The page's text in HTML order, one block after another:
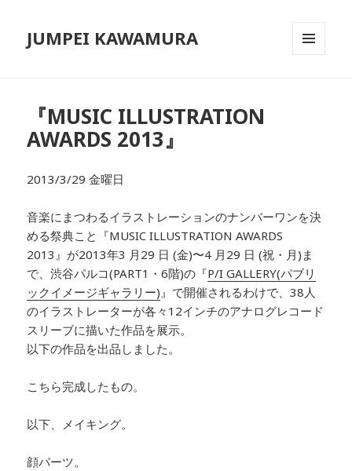
JUMPEI KAWAMURA
『MUSIC ILLUSTRATION
AWARDS 2013』
2013/3/29 金曜日
音楽にまつわるイラストレーションのナンバーワンを決
める祭典こと『MUSIC ILLUSTRATION AWARDS
2013』が2013年3 月29 日 (金)〜4 月29 日 (祝・月)ま
で、渋谷パルコ(PART1・6階)の『P/I GALLERY(パブリ
ックイメージギャラリー)』で開催されるわけで、38人
のイラストレーターが各々12インチのアナログレコード
スリーブに描いた作品を展示。
以下の作品を出品しました。
こちら完成したもの。
以下、メイキング。
顔パーツ。